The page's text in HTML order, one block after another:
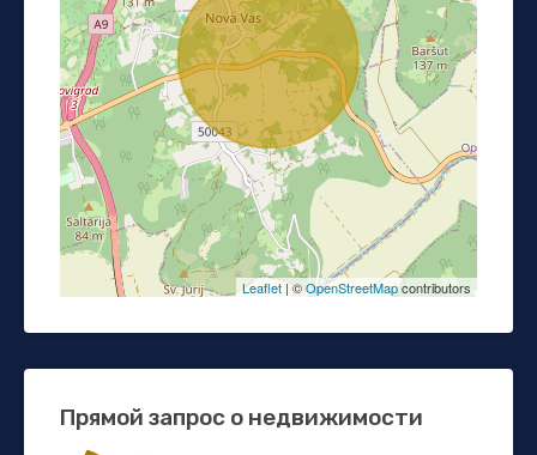
Leaflet| ©OpenStreetMapcontributors
Прямой запрос о недвижимости